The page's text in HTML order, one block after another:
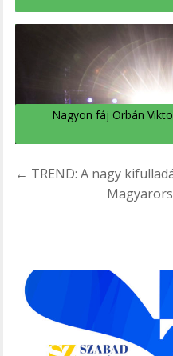
Nagyon fáj Orbán
Bejegyzés
navigáció
← TREND: A nagy